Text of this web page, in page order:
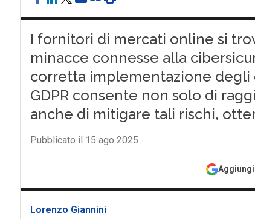
I fornitori di mercati online si
minacce connesse alla
corretta implementazione degli
GDPR consente non solo di
anche di mitigare tali rischi,
Pubblicato il 15 ago 2025
Lorenzo Giannini